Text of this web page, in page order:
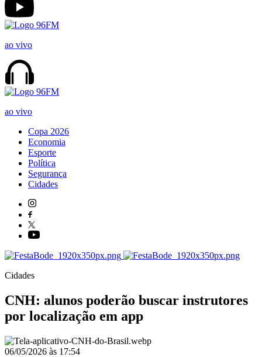
ao vivo
ao vivo
Copa 2026
Economia
Esporte
Política
Segurança
Cidades
Cidades
CNH: alunos poderão buscar instrutores
por localização em app
06/05/2026 às 17:54